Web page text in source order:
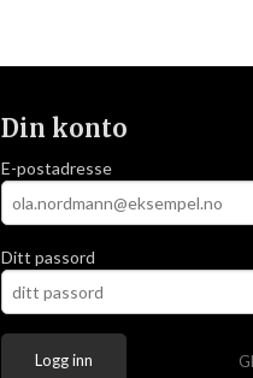
Din konto
E-postadresse
Ditt passord